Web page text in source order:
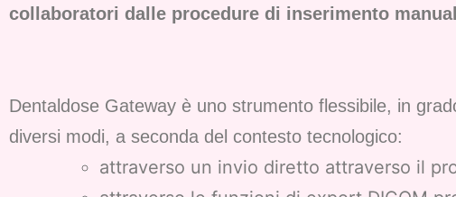
collaboratori dalle procedure di inserimento
Dentaldose Gateway è uno strumento flessibile, in
diversi modi, a seconda del contesto tecnologico:
attraverso un invio diretto attraverso il